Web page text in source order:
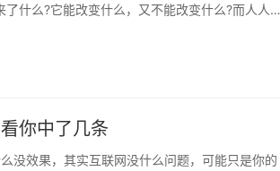
什么?它能改变什么，又不能改变什么?而人人都
你中了几条
没效果，其实互联网没什么问题，可能只是你的